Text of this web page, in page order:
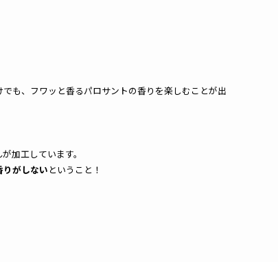
も、フワッと香るパロサントの香りを楽しむことが出
加工しています。
がしない ということ！